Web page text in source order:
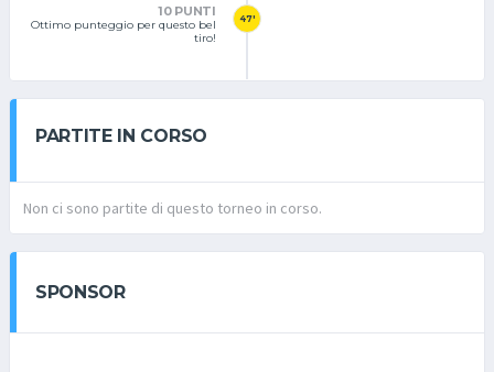
47'
10 PUNTI
Ottimo punteggio per questo bel
tiro!
PARTITE IN CORSO
Non ci sono partite di questo torneo in corso.
SPONSOR